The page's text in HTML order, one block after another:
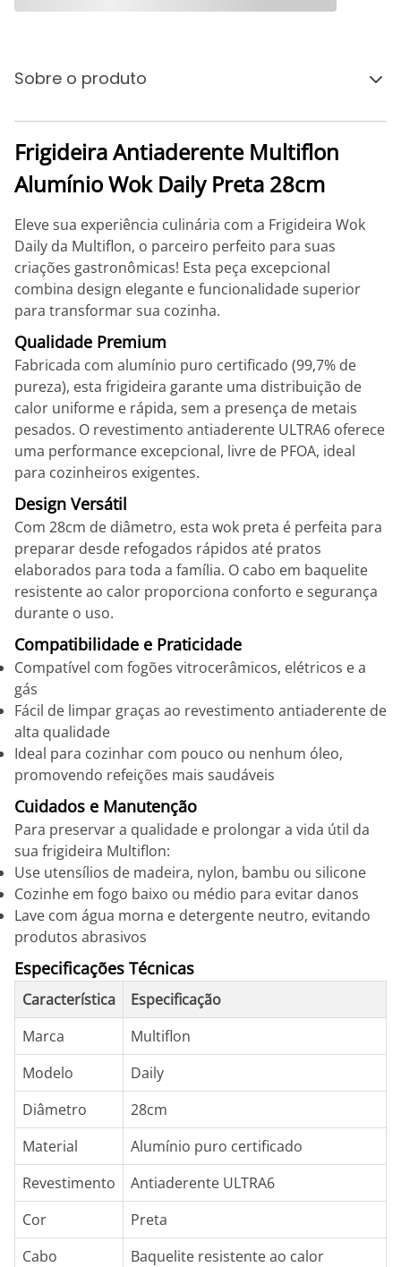
Sobre o produto
Frigideira Antiaderente Multiflon
Alumínio Wok Daily Preta 28cm
Eleve sua experiência culinária com a Frigideira Wok
Daily da Multiflon, o parceiro perfeito para suas
criações gastronômicas! Esta peça excepcional
combina design elegante e funcionalidade superior
para transformar sua cozinha.
Qualidade Premium
Fabricada com alumínio puro certificado (99,7% de
pureza), esta frigideira garante uma distribuição de
calor uniforme e rápida, sem a presença de metais
pesados. O revestimento antiaderente ULTRA6 oferece
uma performance excepcional, livre de PFOA, ideal
para cozinheiros exigentes.
Design Versátil
Com 28cm de diâmetro, esta wok preta é perfeita para
preparar desde refogados rápidos até pratos
elaborados para toda a família. O cabo em baquelite
resistente ao calor proporciona conforto e segurança
durante o uso.
Compatibilidade e Praticidade
Compatível com fogões vitrocerâmicos, elétricos e a
gás
Fácil de limpar graças ao revestimento antiaderente de
alta qualidade
Ideal para cozinhar com pouco ou nenhum óleo,
promovendo refeições mais saudáveis
Cuidados e Manutenção
Para preservar a qualidade e prolongar a vida útil da
sua frigideira Multiflon:
Use utensílios de madeira, nylon, bambu ou silicone
Cozinhe em fogo baixo ou médio para evitar danos
Lave com água morna e detergente neutro, evitando
produtos abrasivos
Especificações Técnicas
Característica
Especificação
Marca
Multiflon
Modelo
Daily
Diâmetro
28cm
Material
Alumínio puro certificado
Revestimento
Antiaderente ULTRA6
Cor
Preta
Cabo
Baquelite resistente ao calor